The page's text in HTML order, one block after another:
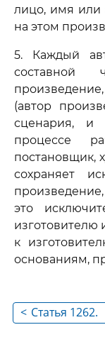
лицо, имя или
на этом
5. Каждый
составной
(автор
сценария, и
процессе
постановщик,
сохраняет
это
к
основаниям,
< Статья 1262.